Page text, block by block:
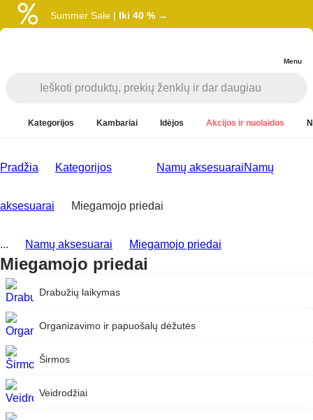
Summer Sale | Iki 40 % →
Menu
Kategorijos Kambariai Idėjos Akcijos ir nuolaidos
Pradžia Kategorijos Namų aksesuaraiNamų
aksesuarai Miegamojo priedai
... Namų aksesuarai Miegamojo priedai
Miegamojo priedai
Drabužių laikymas
Organizavimo ir papuošalų dėžutės
Širmos
Veidrodžiai